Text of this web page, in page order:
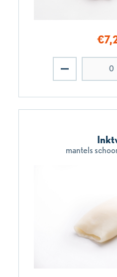
€
mantels